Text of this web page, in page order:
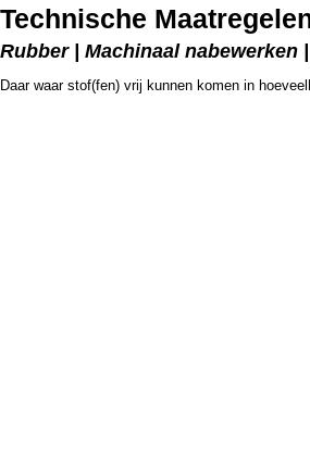
Technische
Rubber | Machinaal
Daar waar stof(fen) vrij kunnen komen in